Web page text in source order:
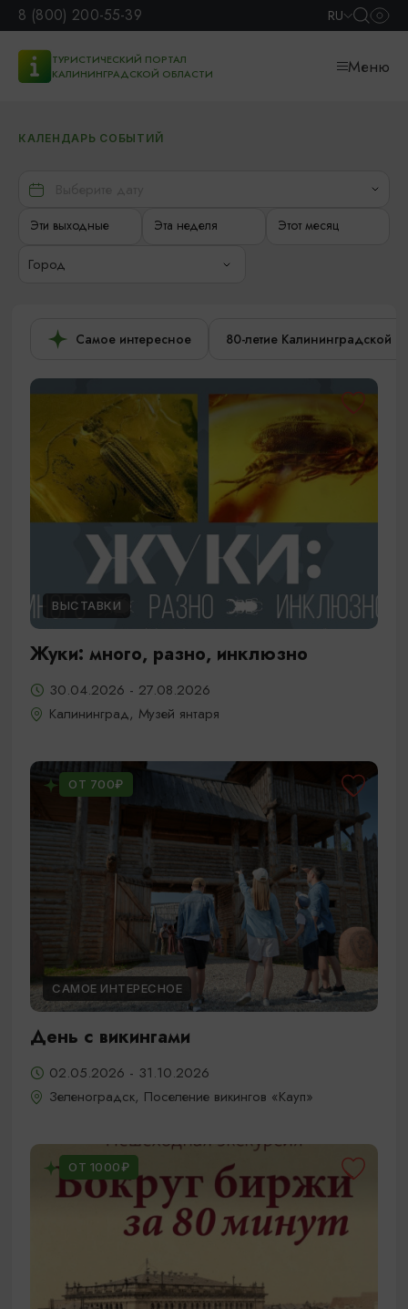
8 (800) 200-55-39 RU
ТУРИСТИЧЕСКИЙ ПОРТАЛ
КАЛИНИНГРАДСКОЙ ОБЛАСТИ
Меню
КАЛЕНДАРЬ СОБЫТИЙ
Эти выходные Эта неделя Этот месяц
Город
Самое интересное 80-летие Калининградской
ВЫСТАВКИ
Жуки: много, разно, инклюзно
30.04.2026 - 27.08.2026
Калининград, Музей янтаря
ОТ 700₽
САМОЕ ИНТЕРЕСНОЕ
День с викингами
02.05.2026 - 31.10.2026
Зеленоградск, Поселение викингов «Кауп»
ОТ 1000₽